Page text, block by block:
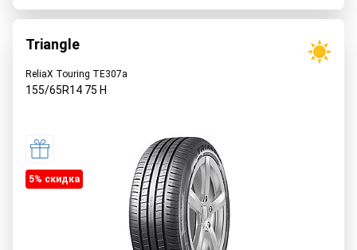
Triangle
ReliaX Touring TE307a
155/65R14 75 H
5% cкидка